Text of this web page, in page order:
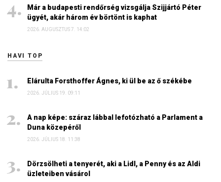
Már a budapesti rendőrség vizsgálja Szijjártó Péter
ügyét, akár három év börtönt is kaphat
2026. AUGUSZTUS 7. 14:02
HAVI TOP
Elárulta Forsthoffer Ágnes, ki ül be az ő székébe
2026. JÚLIUS 19. 09:11
A nap képe: száraz lábbal lefotózható a Parlament a
Duna közepéről
2026. JÚLIUS 18. 11:38
Dörzsölheti a tenyerét, aki a Lidl, a Penny és az Aldi
üzleteiben vásárol